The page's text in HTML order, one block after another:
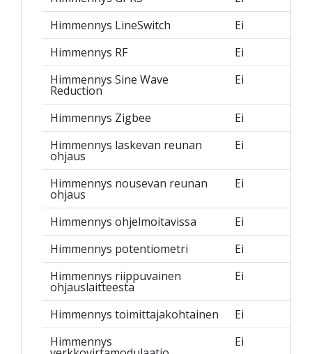
Himmennys LineSwitch
Ei
Himmennys RF
Ei
Himmennys Sine Wave
Reduction
Ei
Himmennys Zigbee
Ei
Himmennys laskevan reunan
ohjaus
Ei
Himmennys nousevan reunan
ohjaus
Ei
Himmennys ohjelmoitavissa
Ei
Himmennys potentiometri
Ei
Himmennys riippuvainen
ohjauslaitteesta
Ei
Himmennys toimittajakohtainen
Ei
Himmennys
Ei